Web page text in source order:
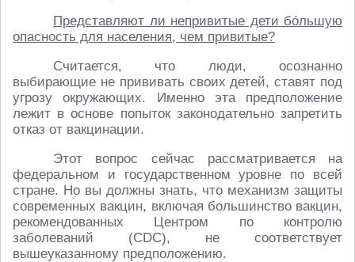
Представляют ли непривитые дети бо́льшую
опасность для населения, чем привитые?
Считается, что люди, осознанно
выбирающие не прививать своих детей, ставят под
угрозу окружающих. Именно эта предположение
лежит в основе попыток законодательно запретить
отказ от вакцинации.
Этот вопрос сейчас рассматривается на
федеральном и государственном уровне по всей
стране. Но вы должны знать, что механизм защиты
современных вакцин, включая большинство вакцин,
рекомендованных Центром по контролю
заболеваний (CDC), не соответствует
вышеуказанному предположению.